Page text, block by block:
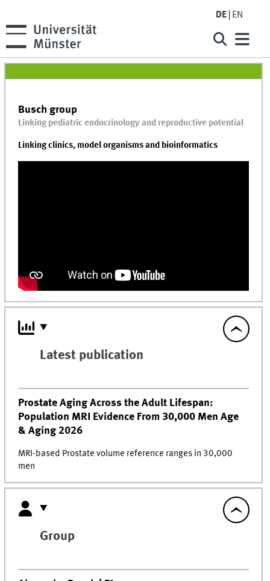
DE EN
Busch group
Linking pediatric endocrinology and reproductive potential
Linking clinics, model organisms and bioinformatics
Latest publication
Prostate Aging Across the Adult Lifespan:
Population MRI Evidence From 30,000 Men Age
& Aging 2026
MRI-based Prostate volume reference ranges in 30,000
men
Group